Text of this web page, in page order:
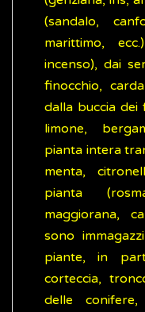
(sandalo,
marittimo,
incenso), dai
finocchio,
dalla buccia dei
limone,
pianta intera
menta,
pianta
maggiorana,
sono
piante, in
corteccia,
delle